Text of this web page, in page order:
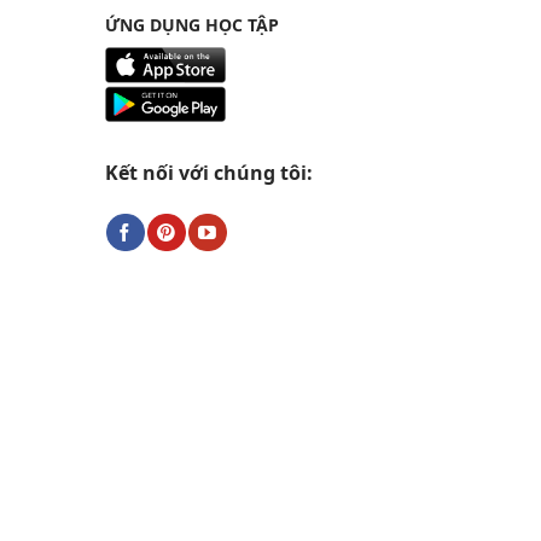
ỨNG DỤNG HỌC TẬP
Kết nối với chúng tôi: